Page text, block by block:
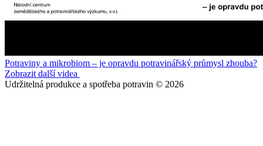
Potraviny a mikrobiom – je opravdu potravinářský průmysl zhouba?
Zobrazit další videa
Udržitelná produkce a spotřeba potravin © 2026